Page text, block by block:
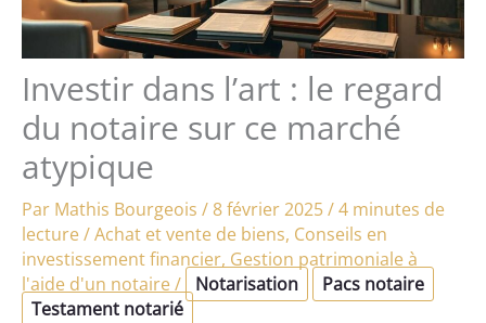
Investir dans l’art : le regard
du notaire sur ce marché
atypique
Par Mathis Bourgeois / 8 février 2025/4 minutes de
lecture/Achat et vente de biens, Conseils en
investissement financier, Gestion patrimoniale à
l'aide d'un notaire/ Notarisation
Pacs notaire
Testament notarié